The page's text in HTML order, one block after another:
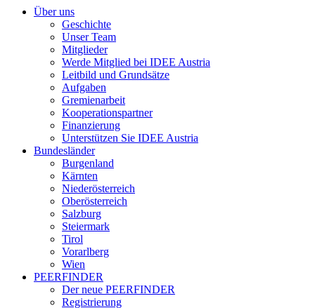
Über uns
Geschichte
Unser Team
Mitglieder
Werde Mitglied bei IDEE Austria
Leitbild und Grundsätze
Aufgaben
Gremienarbeit
Kooperationspartner
Finanzierung
Unterstützen Sie IDEE Austria
Bundesländer
Burgenland
Kärnten
Niederösterreich
Oberösterreich
Salzburg
Steiermark
Tirol
Vorarlberg
Wien
PEERFINDER
Der neue PEERFINDER
Registrierung